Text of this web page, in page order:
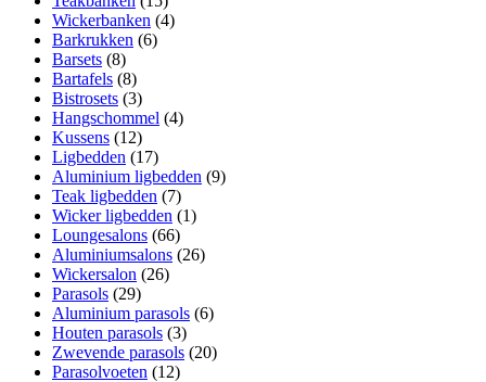
Wickerbanken (4)
Barkrukken (6)
Barsets (8)
Bartafels (8)
Bistrosets (3)
Hangschommel (4)
Kussens (12)
Ligbedden (17)
Aluminium ligbedden (9)
Teak ligbedden (7)
Wicker ligbedden (1)
Loungesalons (66)
Aluminiumsalons (26)
Wickersalon (26)
Parasols (29)
Aluminium parasols (6)
Houten parasols (3)
Zwevende parasols (20)
Parasolvoeten (12)